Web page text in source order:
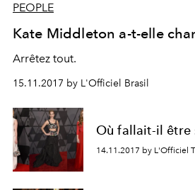
PEOPLE
Kate Middleton a-t-elle
Arrêtez tout.
15.11.2017 by L'Officiel Brasil
Où fallait-il être
14.11.2017 by L'Officiel